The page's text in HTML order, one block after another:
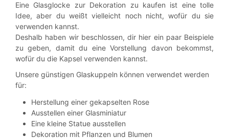
Eine Glasglocke zur Dekoration zu kaufen ist eine tolle
Idee, aber du weißt vielleicht noch nicht, wofür du sie
verwenden kannst.
Deshalb haben wir beschlossen, dir hier ein paar Beispiele
zu geben, damit du eine Vorstellung davon bekommst,
wofür du die Kapsel verwenden kannst.
Unsere günstigen Glaskuppeln können verwendet werden
für:
Herstellung einer gekapselten Rose
Ausstellen einer Glasminiatur
Eine kleine Statue ausstellen
Dekoration mit Pflanzen und Blumen